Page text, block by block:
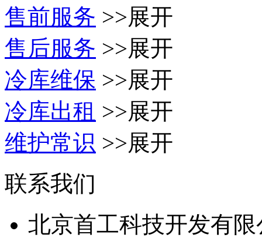
售前服务 >>展开
售后服务 >>展开
冷库维保 >>展开
冷库出租 >>展开
维护常识 >>展开
联系我们
北京首工科技开发有限